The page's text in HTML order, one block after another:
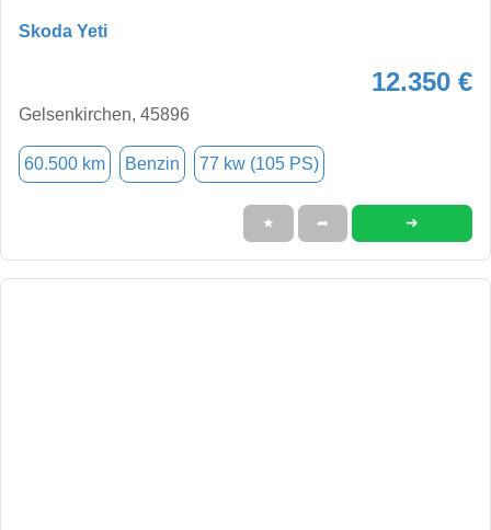
Skoda Yeti
12.350 €
Gelsenkirchen, 45896
60.500 km Benzin 77 kw (105 PS)
★ ➦ ➜